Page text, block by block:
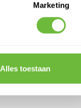
Marketing
Alles toestaan